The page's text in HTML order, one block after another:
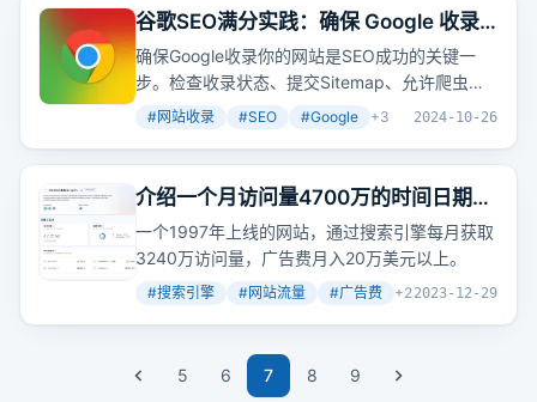
作技巧、內链系统优化建立、外链资源累计以及
操作发布技巧、网站运营、网站建设、网站营销
推广思路策划、产品成交率提升、数据分析、体
验度提升要点、SEO团队管理运营等。作者还提
供了很多免费的SEO视频资料、教程、文档和交
进阶教程、SEO排名规则教程、SEO实操教程、
网站关键词挖掘技巧、网站搭建教程、
wordpress建站教程、织梦建站教程、百度SEO
文档、谷歌SEO文档、谷歌SEO竞争对手分析文
谷歌SEO满分实践：确保 Google 收录
到你的网站，真心话：seo真的很重要
确保Google收录你的网站是SEO成功的关键一
步。检查收录状态、提交Sitemap、允许爬虫检
索，这些基本操作能显著提升网站在搜索引擎中
#网站收录 #SEO #Google +3 2024-10-26
介绍一个月访问量4700万的时间日期工
具网站，再分享一批含年份数字的关键
词，年年都有新词新机会
一个1997年上线的网站，通过搜索引擎每月获取
3240万访问量，广告费月入20万美元以上。
#搜索引擎 #网站流量 #广告费 +22023-12-29
5 6 7 8 9